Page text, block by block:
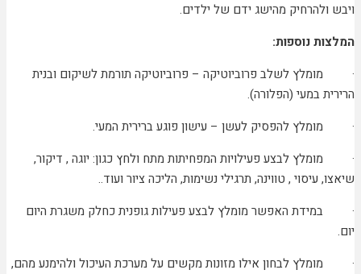
ויבש ולהרחיק מהישג ידם של ילדים.
המלצות נוספות:
· מומלץ לשלב פרוביוטיקה – פרוביוטיקה תורמת לשיקום ובנית
הרירית במעי (הפלורה).
· מומלץ להפסיק לעשן – עישון פוגע ברירית המעי.
· מומלץ לבצע פעילויות המפחיתות מתח ולחץ כגון: יוגה , דיקור,
שיאצו, עיסוי , טווינה, תרגילי נשימות, הליכה ציור ועוד..
· במידת האפשר מומלץ לבצע פעילות גופנית כחלק משגרת היום
יום.
· מומלץ לבחון אילו מזונות מקשים על מערכת העיכול ולהימנע מהם,